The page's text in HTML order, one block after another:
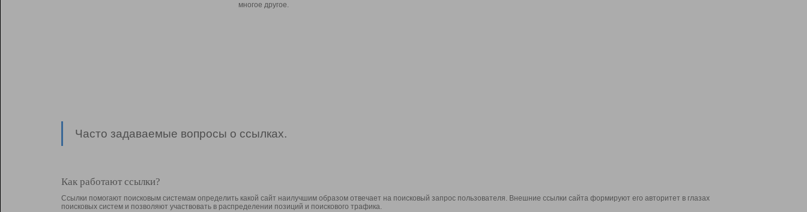
многое другое.
Часто задаваемые вопросы о ссылках.
Как работают ссылки?
Ссылки помогают поисковым системам определить какой сайт наилучшим образом отвечает на поисковый запрос пользователя. Внешние ссылки сайта формируют его авторитет в глазах
поисковых систем и позволяют участвовать в раcпределении позиций и поискового трафика.